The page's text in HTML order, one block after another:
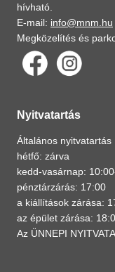
hívható.
E-mail: info@mnm.hu
Megközelítés és
Nyitvatartás
Általános nyitvatartás
hétfő: zárva
kedd-vasárnap:
pénztárzárás: 17:00
a kiállítások zárása:
az épület zárása:
Az ÜNNEPI